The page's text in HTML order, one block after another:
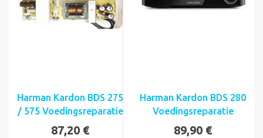
Harman Kardon BDS 275
/ 575 Voedingsreparatie
87,20 €
Harman Kardon BDS 280
Voedingsreparatie
89,90 €